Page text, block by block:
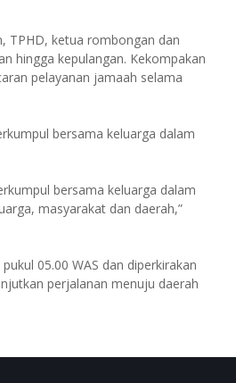
TPHD, ketua rombongan dan
hingga kepulangan. Kekompakan
pelayanan jamaah selama
bersama keluarga dalam
bersama keluarga dalam
masyarakat dan daerah,”
05.00 WAS dan diperkirakan
perjalanan menuju daerah